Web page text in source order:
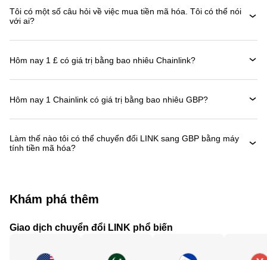
Tôi có một số câu hỏi về việc mua tiền mã hóa. Tôi có thể nói
với ai?
Hôm nay 1 £ có giá trị bằng bao nhiêu Chainlink?
Hôm nay 1 Chainlink có giá trị bằng bao nhiêu GBP?
Làm thế nào tôi có thể chuyển đổi LINK sang GBP bằng máy
tính tiền mã hóa?
Khám phá thêm
Giao dịch chuyển đổi LINK phổ biến